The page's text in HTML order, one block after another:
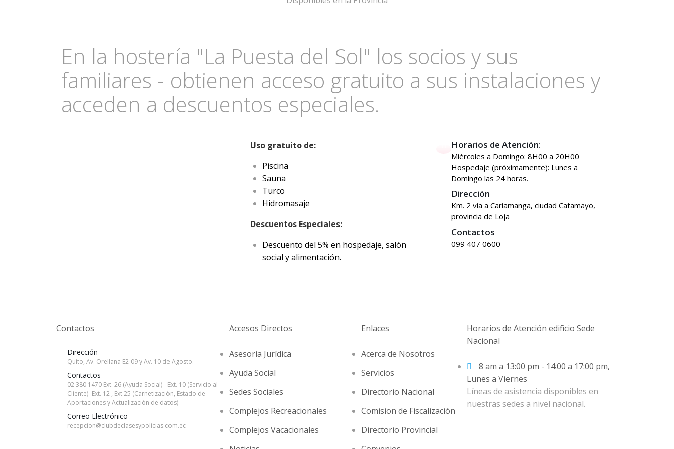
En la hostería "La Puesta del Sol" los socios y sus
familiares - obtienen acceso gratuito a sus instalaciones y
acceden a descuentos especiales.
Uso gratuito de:
Piscina
Sauna
Turco
Hidromasaje
Descuentos Especiales:
Descuento del 5% en hospedaje, salón
social y alimentación.
Horarios de Atención:
Miércoles a Domingo: 8H00 a 20H00
Hospedaje (próximamente): Lunes a
Domingo las 24 horas.
Dirección
Km. 2 vía a Cariamanga, ciudad Catamayo,
provincia de Loja
Contactos
099 407 0600
Contactos
Dirección
Quito, Av. Orellana E2-09 y Av. 10 de Agosto.
Contactos
02 380 1470 Ext. 26 (Ayuda Social) - Ext. 10 (Servicio al
Cliente)- Ext. 12 , Ext.25 (Carnetización, Estado de
Aportaciones y Actualización de datos)
Correo Electrónico
recepcion@clubdeclasesypolicias.com.ec
Accesos Directos
Asesoría Jurídica
Ayuda Social
Sedes Sociales
Complejos Recreacionales
Complejos Vacacionales
Enlaces
Acerca de Nosotros
Servicios
Directorio Nacional
Comision de Fiscalización
Directorio Provincial
Horarios de Atención edificio Sede
Nacional
8 am a 13:00 pm - 14:00 a 17:00 pm,
Lunes a Viernes
Líneas de asistencia disponibles en
nuestras sedes a nivel nacional.